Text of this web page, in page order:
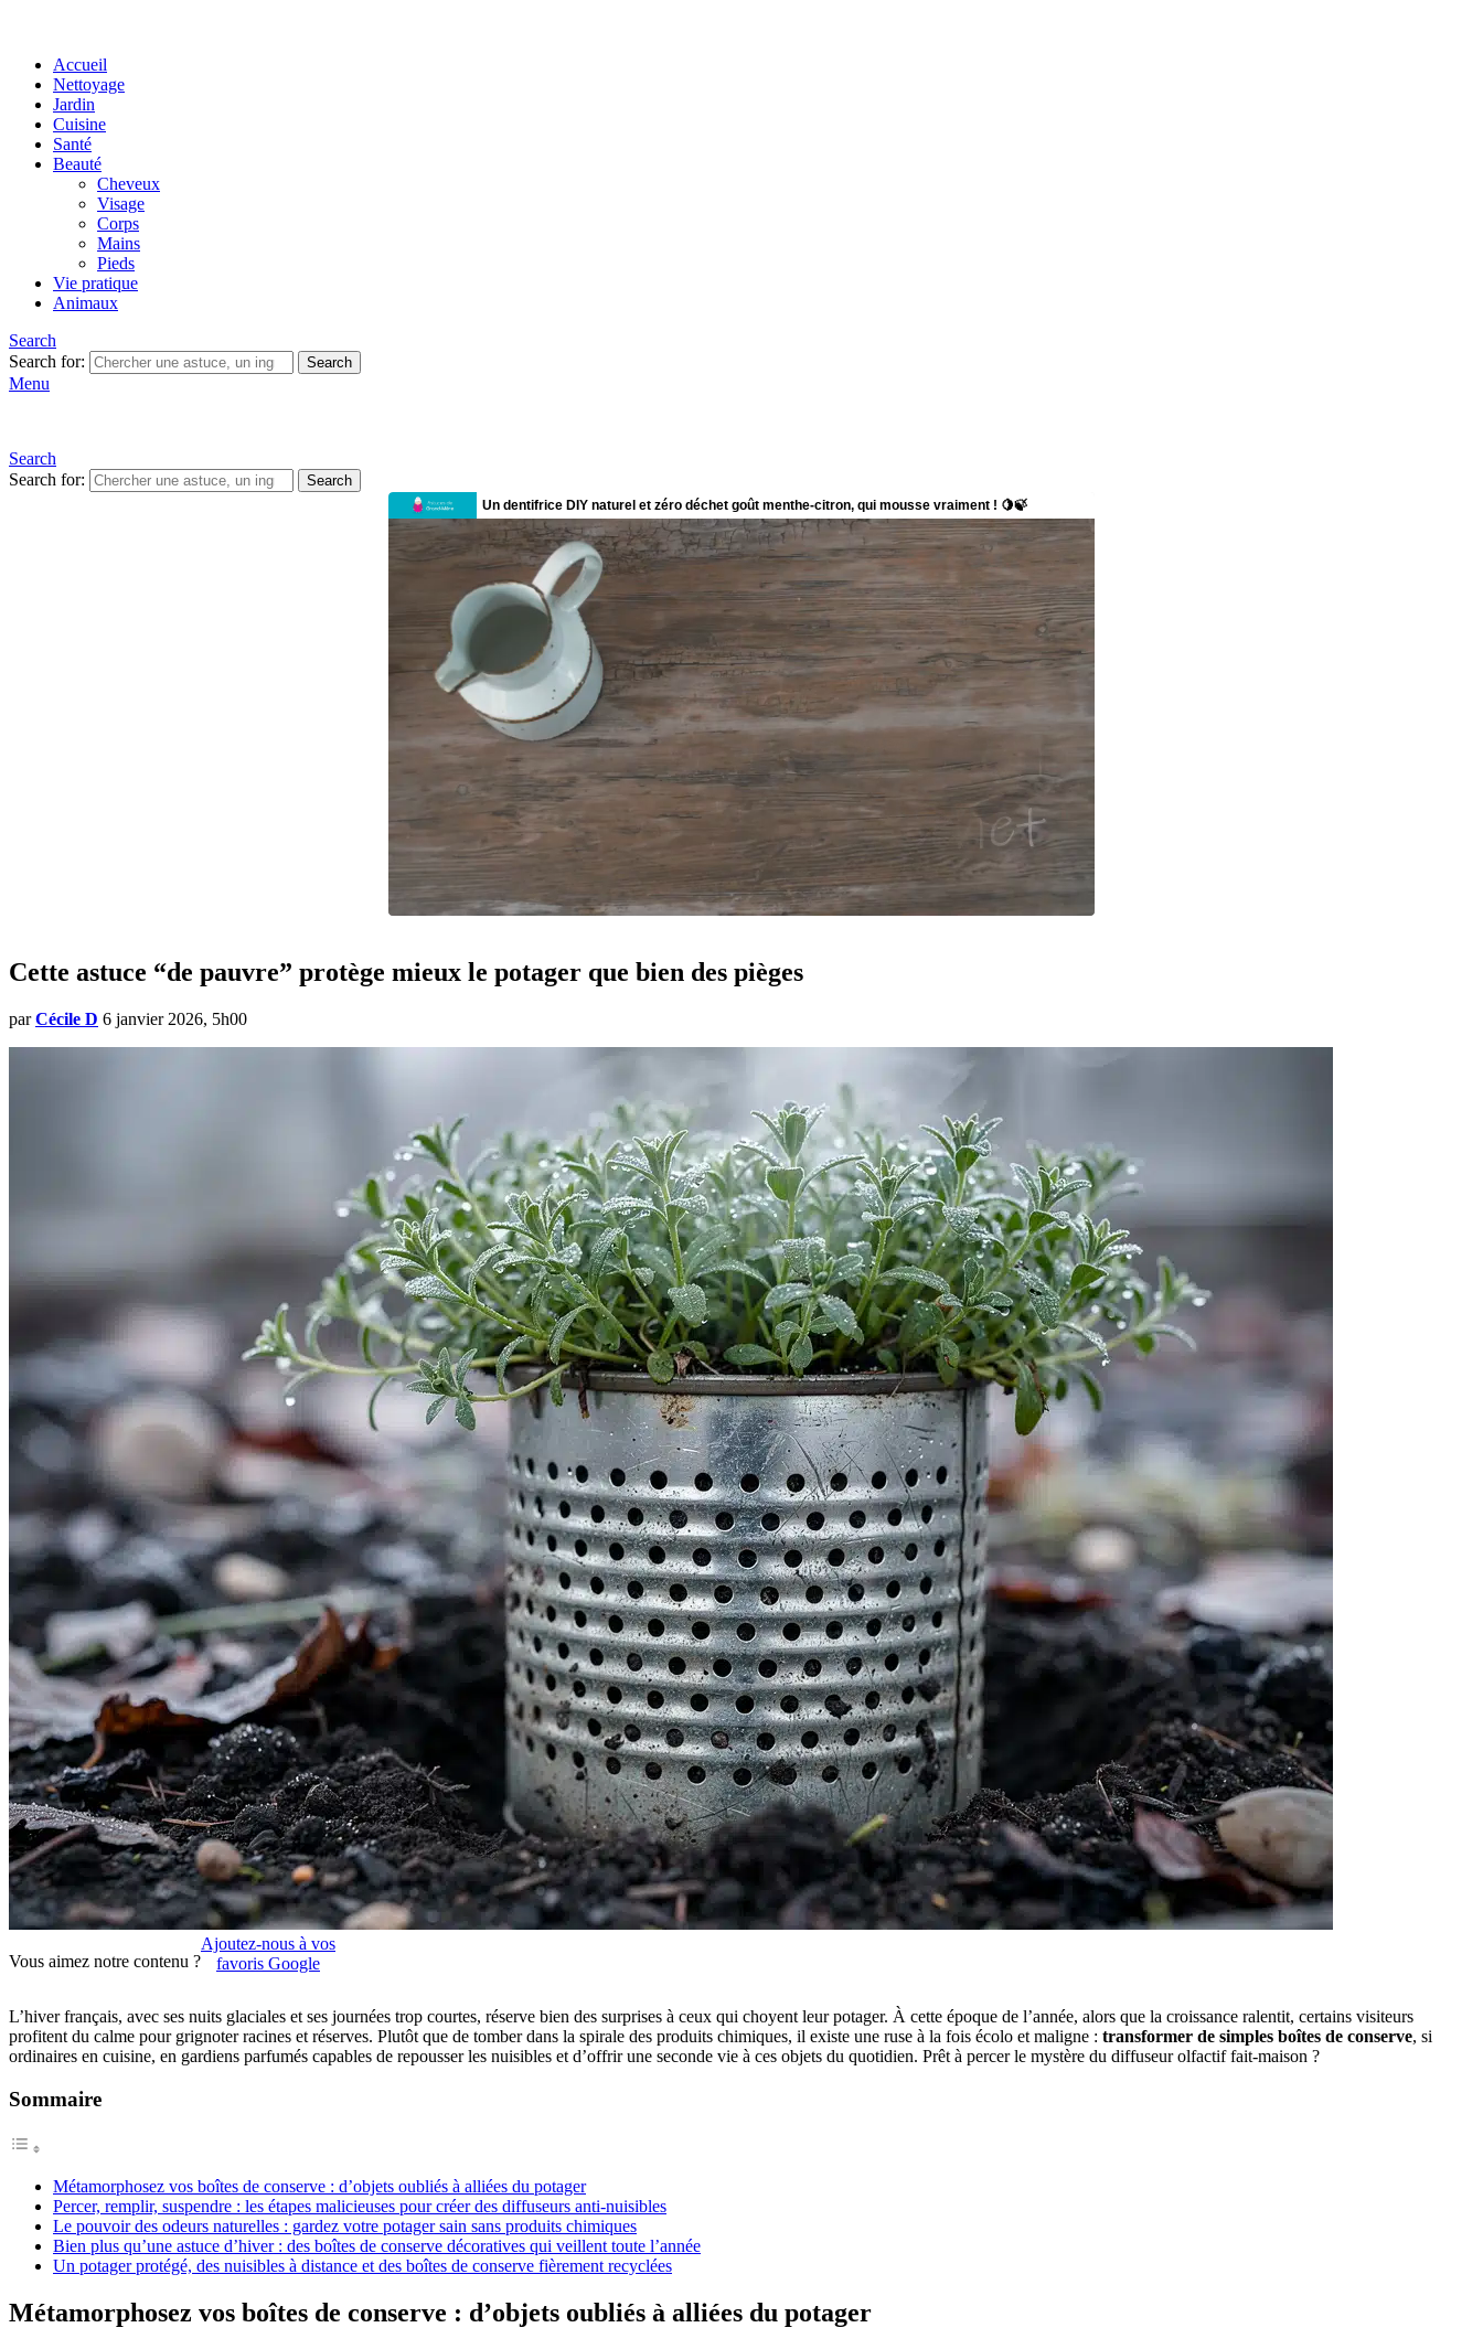
Accueil
Nettoyage
Jardin
Cuisine
Santé
Beauté
Cheveux
Visage
Corps
Mains
Pieds
Vie pratique
Animaux
Search
Search for:
Search
Menu
Search
Search for:
Search
Cette astuce “de pauvre” protège mieux le potager que bien des pièges
par Cécile D 6 janvier 2026, 5h00
Vous aimez notre contenu ?
Ajoutez-nous à vos
favoris Google
L’hiver français, avec ses nuits glaciales et ses journées trop courtes, réserve bien des surprises à ceux qui choyent leur potager. À cette époque de l’année, alors que la croissance ralentit, certains visiteurs
profitent du calme pour grignoter racines et réserves. Plutôt que de tomber dans la spirale des produits chimiques, il existe une ruse à la fois écolo et maligne : transformer de simples boîtes de conserve, si
ordinaires en cuisine, en gardiens parfumés capables de repousser les nuisibles et d’offrir une seconde vie à ces objets du quotidien. Prêt à percer le mystère du diffuseur olfactif fait-maison ?
Sommaire
Métamorphosez vos boîtes de conserve : d’objets oubliés à alliées du potager
Percer, remplir, suspendre : les étapes malicieuses pour créer des diffuseurs anti-nuisibles
Le pouvoir des odeurs naturelles : gardez votre potager sain sans produits chimiques
Bien plus qu’une astuce d’hiver : des boîtes de conserve décoratives qui veillent toute l’année
Un potager protégé, des nuisibles à distance et des boîtes de conserve fièrement recyclées
Métamorphosez vos boîtes de conserve : d’objets oubliés à alliées du potager